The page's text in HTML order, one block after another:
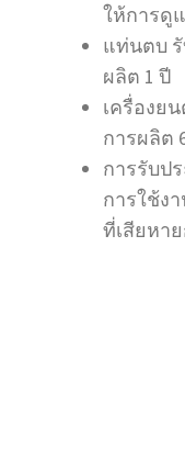
ให้การดู
แท่นตบ
ผลิต 1 ปี
เครื่องย
การผลิต
การรับป
การใช้ง
ที่เสียหา